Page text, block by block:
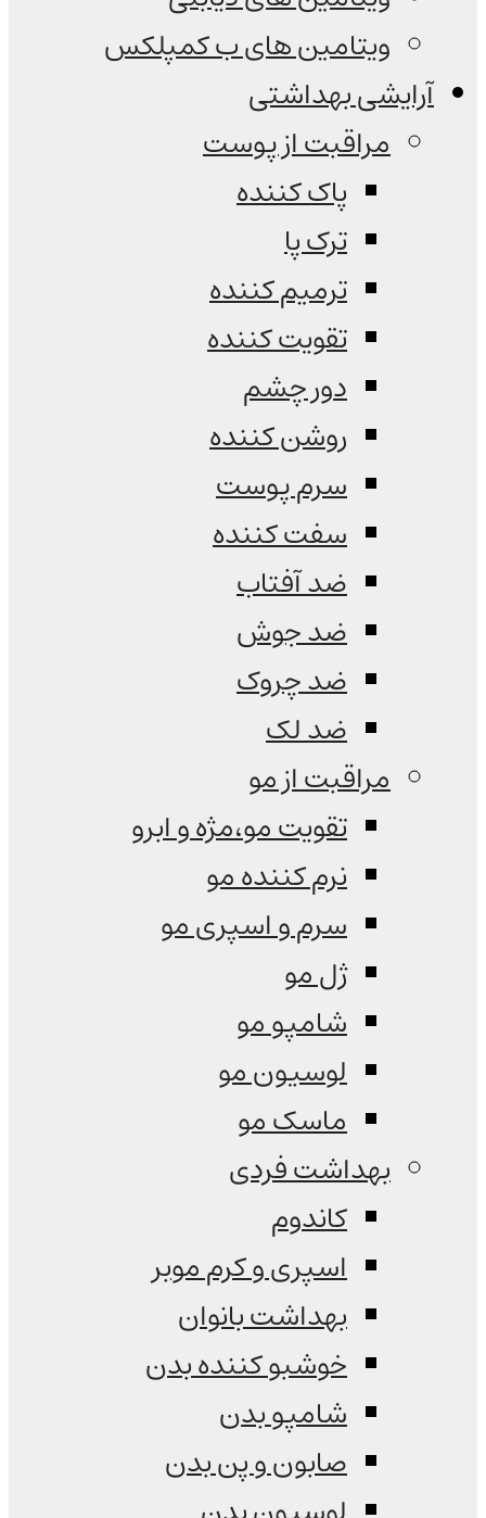
ویتامین های ب کمپلکس
آرایشی بهداشتی
مراقبت از پوست
پاک کننده
ترک پا
ترمیم کننده
تقویت کننده
دور چشم
روشن کننده
سرم پوست
سفت کننده
ضد آفتاب
ضد جوش
ضد چروک
ضد لک
مراقبت از مو
تقویت مو،مژه و ابرو
نرم کننده مو
سرم و اسپری مو
ژل مو
شامپو مو
لوسیون مو
ماسک مو
بهداشت فردی
کاندوم
اسپری و کرم موبر
بهداشت بانوان
خوشبو کننده بدن
شامپو بدن
صابون و پن بدن